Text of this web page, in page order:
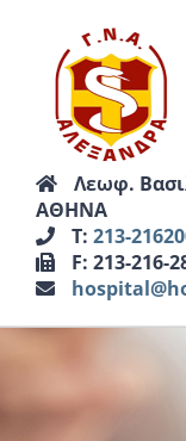
περιεχόμενο
Λεωφ.
ΑΘΗΝΑ
Τ: 213-
F: 213-216-